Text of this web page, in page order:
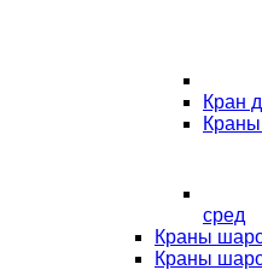
Кран
сред
Краны
Краны